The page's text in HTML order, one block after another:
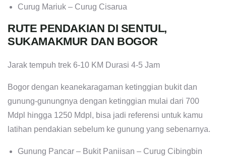
Curug Mariuk – Curug Cisarua
RUTE PENDAKIAN DI SENTUL,
SUKAMAKMUR DAN BOGOR
Jarak tempuh trek 6-10 KM Durasi 4-5 Jam
Bogor dengan keanekaragaman ketinggian bukit dan
gunung-gunungnya dengan ketinggian mulai dari 700
Mdpl hingga 1250 Mdpl, bisa jadi referensi untuk kamu
latihan pendakian sebelum ke gunung yang sebenarnya.
Gunung Pancar – Bukit Paniisan – Curug Cibingbin